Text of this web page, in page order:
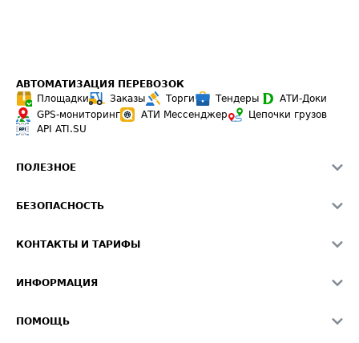
АВТОМАТИЗАЦИЯ ПЕРЕВОЗОК
Площадки
Заказы Торги Тендеры
АТИ-Доки
GPS-мониторинг
АТИ Мессенджер
Цепочки грузов
API ATI.SU
ПОЛЕЗНОЕ
Звезды ATI.SU на вашем сайте
Средние ставки
БЕЗОПАСНОСТЬ
Светофор+
О формировании Паспорта
КОНТАКТЫ И ТАРИФЫ
Реклама на сайте
ИНФОРМАЦИЯ
ПОМОЩЬ